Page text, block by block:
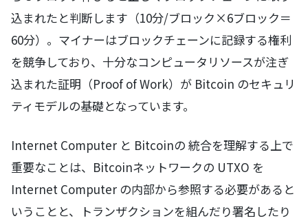
込まれたと判断します（10分/ブロック×6ブロック＝
60分）。マイナーはブロックチェーンに記録する権利
を競争しており、十分なコンピュータリソースが注ぎ
込まれた証明（Proof of Work）が Bitcoin のセキュリ
ティモデルの基礎となっています。
Internet Computer と Bitcoinの 統合を理解する上で
重要なことは、Bitcoinネットワークの UTXO を
Internet Computer の内部から参照する必要があると
いうことと、トランザクションを組んだり署名したり